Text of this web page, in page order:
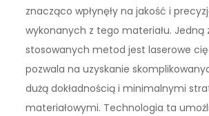
znacząco wpłynęły na jakość i
wykonanych z tego materiału. Jedną
stosowanych metod jest laserowe
pozwala na uzyskanie
dużą dokładnością i minimalnymi
materiałowymi. Technologia ta